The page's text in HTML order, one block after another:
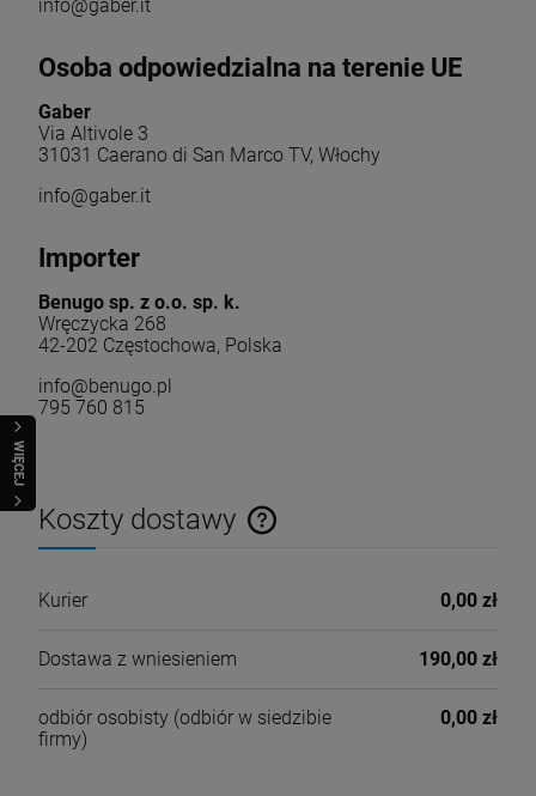
WIĘCEJ
info@gaber.it
Osoba odpowiedzialna na terenie UE
Gaber
Via Altivole 3
31031 Caerano di San Marco TV, Włochy
info@gaber.it
Importer
Benugo sp. z o.o. sp. k.
Wręczycka 268
42-202 Częstochowa, Polska
info@benugo.pl
795 760 815
Koszty dostawy
Cena nie zawiera ewentualnych kosztów płatności
Kurier 0,00 zł
Dostawa z wniesieniem 190,00 zł
odbiór osobisty (odbiór w siedzibie
firmy)
0,00 zł